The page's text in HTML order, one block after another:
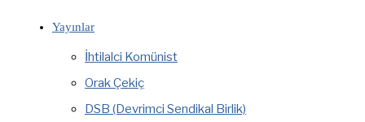
Yayınlar
İhtilalci Komünist
Orak Çekiç
DSB (Devrimci Sendikal Birlik)